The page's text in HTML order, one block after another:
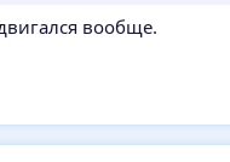
вообще.